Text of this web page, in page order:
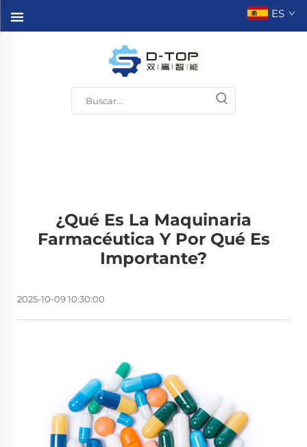
ES
¿Qué Es La Maquinaria
Farmacéutica Y Por Qué Es
Importante?
2025-10-09 10:30:00